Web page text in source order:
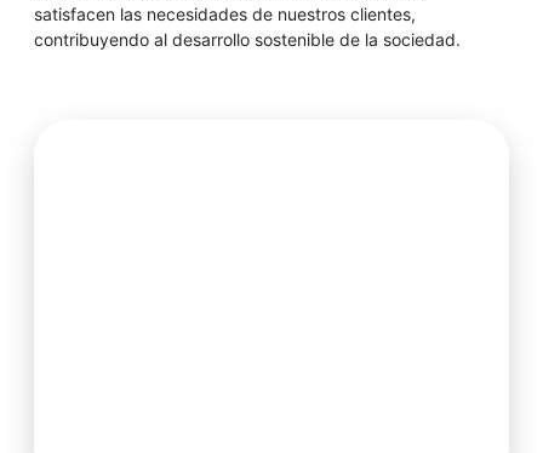
satisfacen las necesidades de nuestros clientes,
contribuyendo al desarrollo sostenible de la sociedad.